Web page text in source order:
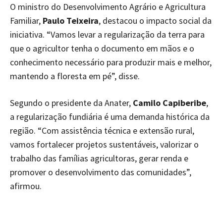
O ministro do Desenvolvimento Agrário e Agricultura
Familiar, Paulo Teixeira, destacou o impacto social da
iniciativa. “Vamos levar a regularização da terra para
que o agricultor tenha o documento em mãos e o
conhecimento necessário para produzir mais e melhor,
mantendo a floresta em pé”, disse.
Segundo o presidente da Anater, Camilo Capiberibe,
a regularização fundiária é uma demanda histórica da
região. “Com assistência técnica e extensão rural,
vamos fortalecer projetos sustentáveis, valorizar o
trabalho das famílias agricultoras, gerar renda e
promover o desenvolvimento das comunidades”,
afirmou.